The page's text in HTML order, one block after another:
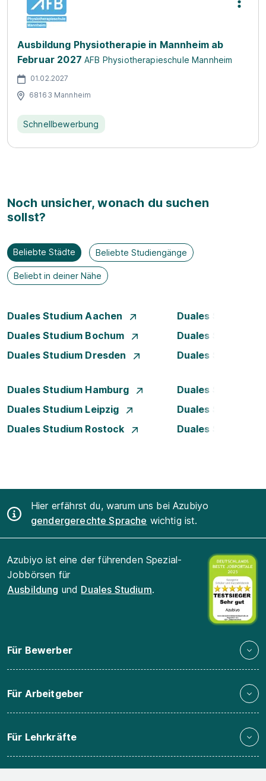
Ausbildung Physiotherapie in Mannheim ab
Februar 2027 AFB Physiotherapieschule Mannheim
01.02.2027
68163 Mannheim
Schnellbewerbung
Noch unsicher, wonach du suchen
sollst?
Beliebte Städte Beliebte Studiengänge
Beliebt in deiner Nähe
Duales Studium Aachen
Duales Studium
Duales Studium Bochum
Duales Studium
Duales Studium Dresden
Duales Studium
Duales Studium Hamburg
Duales Studium
Duales Studium Leipzig
Duales Studium
Duales Studium Rostock
Duales Studium
Hier erfährst du, warum uns bei Azubiyo
gendergerechte Sprache wichtig ist.
Azubiyo ist eine der führenden Spezial-
Jobbörsen für
Ausbildung und Duales Studium.
Für Bewerber
Für Arbeitgeber
Für Lehrkräfte